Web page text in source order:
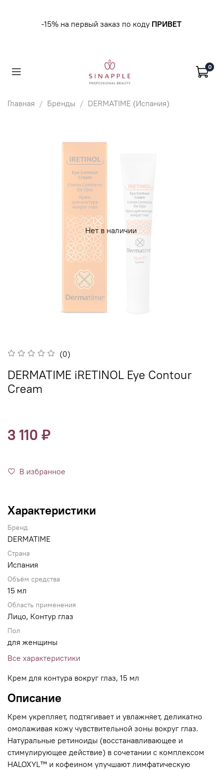
-15% на первый заказ по коду ПРИВЕТ
0
Главная Бренды DERMATIME (Испания)
Нет в наличии
(0)
DERMATIME iRETINOL Eye Contour
Cream
3 110 ₽
В избранное
Характеристики
Бренд
DERMATIME
Страна
Испания
Объём средства
15 мл
Область применения
Лицо, Контур глаз
Пол
для женщины
Все характеристики
Крем для контура вокруг глаз, 15 мл
Описание
Крем укрепляет, подтягивает и увлажняет, деликатно
омолаживая кожу чувствительной зоны вокруг глаз.
Натуральные ретиноиды (восстанавливающее и
стимулирующее действие) в сочетании с комплексом
HALOXYL™ и кофеином улучшают лимфатическую